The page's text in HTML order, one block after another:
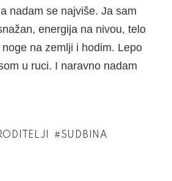
nadam se najviše. Ja sam
energija na nivou, telo
na zemlji i hodim. Lepo
u ruci. I naravno nadam
SUDBINA